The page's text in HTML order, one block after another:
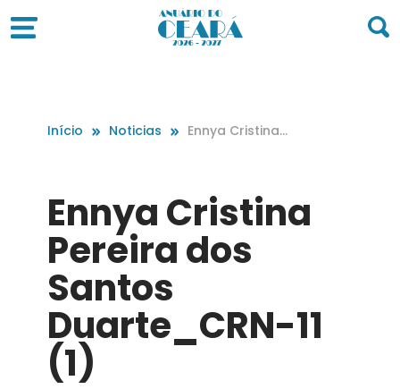
Início Noticias
Ennya Cristina
Ennya Cristina
Pereira dos
Santos
Duarte_CRN-11
(1)